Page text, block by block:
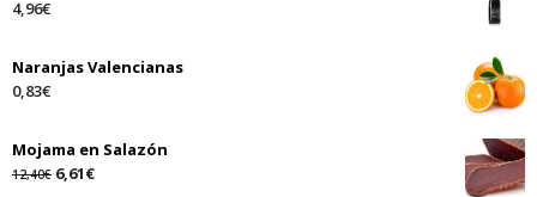
4,96€
Naranjas Valencianas
0,83€
Mojama en Salazón
12,40€ 6,61€